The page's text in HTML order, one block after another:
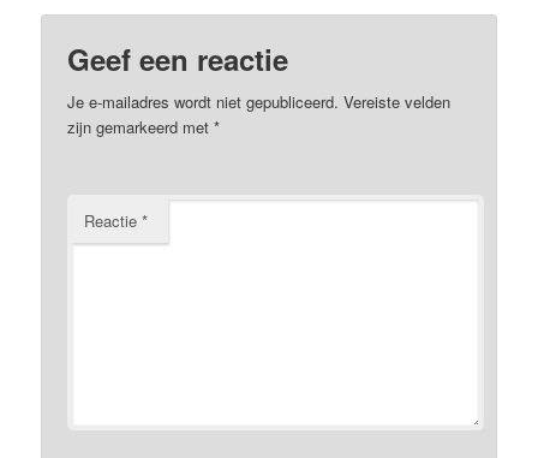
Geef een reactie
Je e-mailadres wordt niet gepubliceerd. Vereiste velden
zijn gemarkeerd met*
Reactie*